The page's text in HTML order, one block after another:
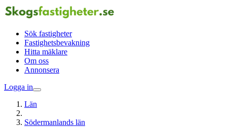
Sök fastigheter
Fastighetsbevakning
Hitta mäklare
Om oss
Annonsera
Logga in
Län
Södermanlands län